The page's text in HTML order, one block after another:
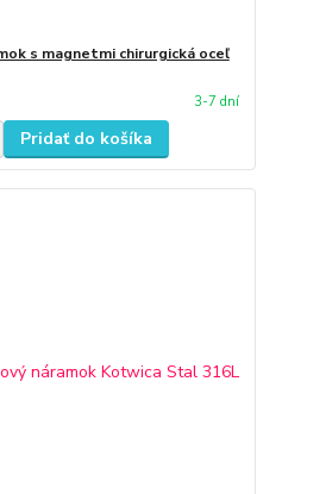
s magnetmi chirurgická oceľ
3-7 dní
Pridať do košíka